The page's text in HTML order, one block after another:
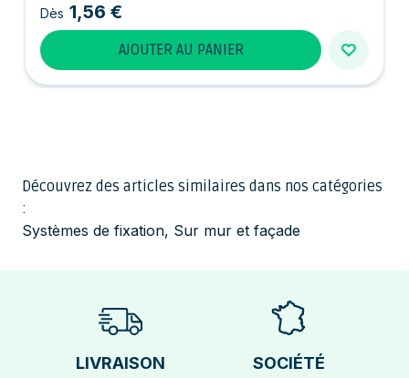
Dès 1,56 €
AJOUTER AU PANIER
Découvrez des articles similaires dans nos catégories
:
Systèmes de fixation, Sur mur et façade
LIVRAISON
SOCIÉTÉ